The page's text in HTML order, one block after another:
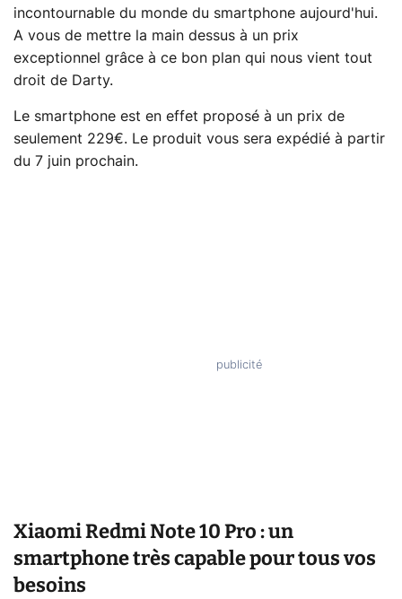
incontournable du monde du smartphone aujourd'hui.
A vous de mettre la main dessus à un prix
exceptionnel grâce à ce bon plan qui nous vient tout
droit de Darty.
Le smartphone est en effet proposé à un prix de
seulement 229€. Le produit vous sera expédié à partir
du 7 juin prochain.
Xiaomi Redmi Note 10 Pro : un
smartphone très capable pour tous vos
besoins